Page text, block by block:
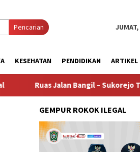
Pencarian
KESEHATAN PENDIDIKAN ARTIKEL
Bangil – Sukorejo Terang
GEMPUR ROKOK ILEGAL